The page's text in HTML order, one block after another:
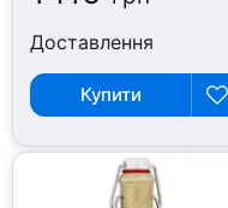
Доставлення
Купити